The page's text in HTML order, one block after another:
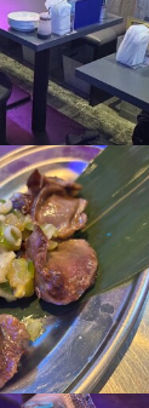
正社員 店長候補
バイト ホール
バイト ホール
バイト ホール
名
Group
12/14
って仕事に取り組
取り組める方
することに意欲
れ
1営業日以内に
しますので、
用担当者から
お持ちでした
心よりお待ちし